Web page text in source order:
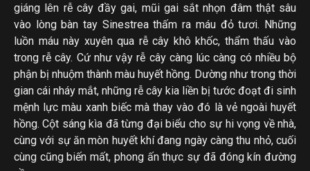
giáng lên rễ cây đầy gai, mũi gai sắt nhọn đâm thật sâu
vào lòng bàn tay Sinestrea thấm ra máu đỏ tươi. Những
luồn máu này xuyên qua rễ cây khô khốc, thẩm thấu vào
trong rễ cây. Cứ như vậy rễ cây càng lúc càng có nhiều bộ
phận bị nhuộm thành màu huyết hồng. Dường như trong thời
gian cái nháy mắt, những rễ cây kia liền bị tước đoạt đi sinh
mệnh lực màu xanh biếc mà thay vào đó là vẻ ngoài huyết
hồng. Cột sáng kìa đã từng đại biểu cho sự hi vọng về nhà,
cùng với sự ăn mòn huyết khí đang ngày càng thu nhỏ, cuối
cùng cũng biến mất, phong ấn thực sự đã đóng kín đường